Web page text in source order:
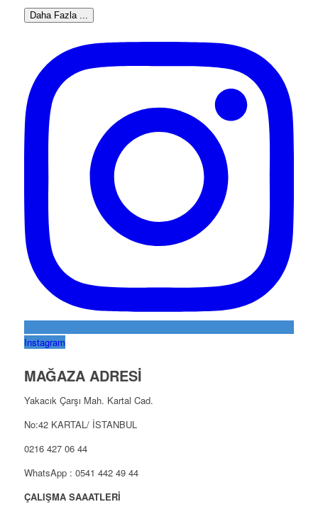
Daha Fazla ...
Instagram
MAĞAZA ADRESİ
Yakacık Çarşı Mah. Kartal Cad.
No:42 KARTAL/ İSTANBUL
0216 427 06 44
WhatsApp : 0541 442 49 44
ÇALIŞMA SAAATLERİ